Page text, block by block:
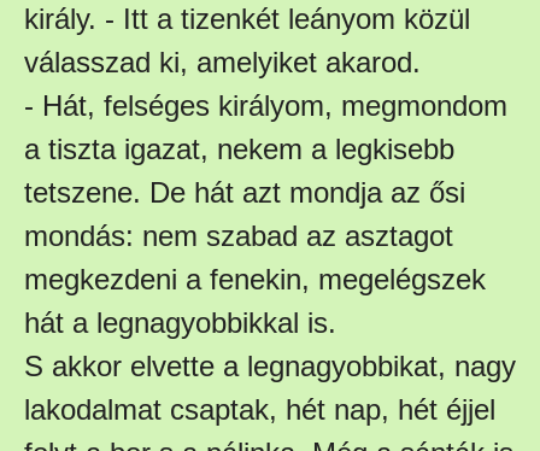
király. - Itt a tizenkét leányom közül
válasszad ki, amelyiket akarod.
- Hát, felséges királyom, megmondom
a tiszta igazat, nekem a legkisebb
tetszene. De hát azt mondja az ősi
mondás: nem szabad az asztagot
megkezdeni a fenekin, megelégszek
hát a legnagyobbikkal is.
S akkor elvette a legnagyobbikat, nagy
lakodalmat csaptak, hét nap, hét éjjel